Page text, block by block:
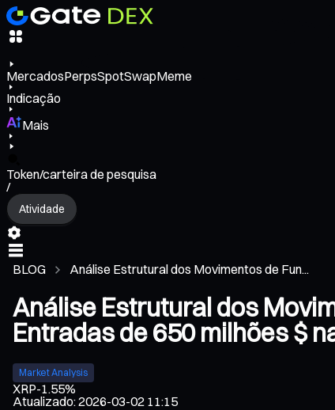
MercadosPerpsSpotSwapMeme
Indicação
Mais
Token/carteira de pesquisa
/
Atividade
BLOG Análise Estrutural dos Movimentos de Fun...
Análise Estrutural dos
Entradas de 650 milhões $
Market Analysis
XRP-1.55%
Atualizado:2026-03-02 11:15